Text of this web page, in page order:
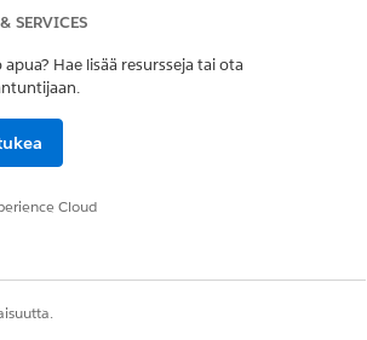
voi
kuten päivitä
ja
laatua
käyttöön
SERVICES
apua? Hae lisää resursseja tai ota
Cloud